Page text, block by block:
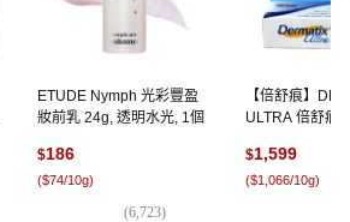
ETUDE Nymph 光彩豐盈
妝前乳 24g, 透明水光, 1個
$186
($74/10g)
(6,723)
【倍舒痕】
ULTRA 倍舒痕
$1,599
($1,066/10g)